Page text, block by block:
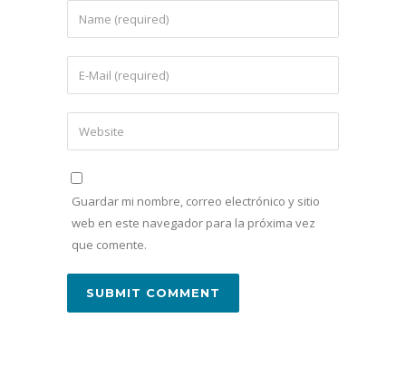
Guardar mi nombre, correo electrónico y sitio
web en este navegador para la próxima vez
que comente.